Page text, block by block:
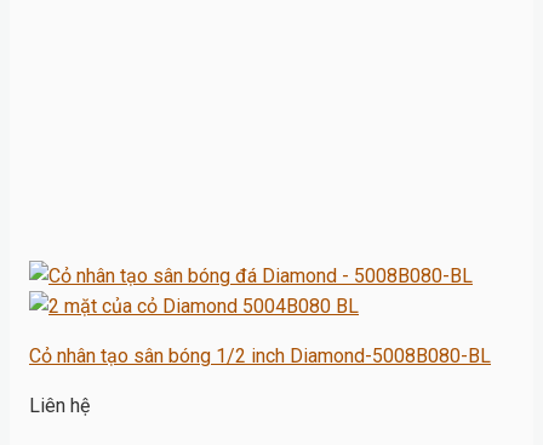
Cỏ nhân tạo sân bóng 1/2 inch Diamond-5008B080-BL
Liên hệ